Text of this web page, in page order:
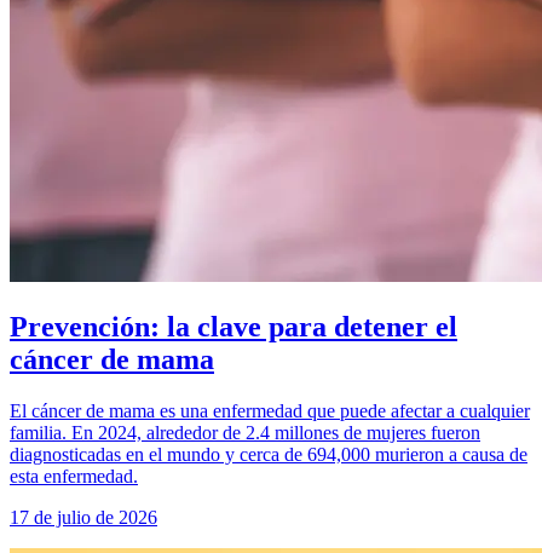
Prevención: la clave para detener el
cáncer de mama
El cáncer de mama es una enfermedad que puede afectar a cualquier
familia. En 2024, alrededor de 2.4 millones de mujeres fueron
diagnosticadas en el mundo y cerca de 694,000 murieron a causa de
esta enfermedad.
17 de julio de 2026